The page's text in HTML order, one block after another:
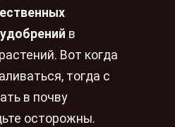
в
Вот когда
тогда с
в почву
осторожны.